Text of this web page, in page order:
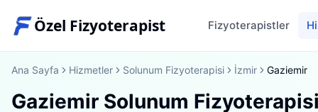
Özel Fizyoterapist Fizyoterapistler
Ana Sayfa Hizmetler Solunum Fizyoterapisi İzmir Gaziemir
Gaziemir Solunum